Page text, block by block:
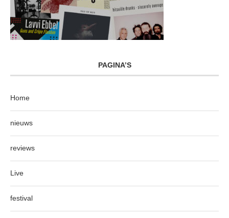
PAGINA’S
Home
nieuws
reviews
Live
festival